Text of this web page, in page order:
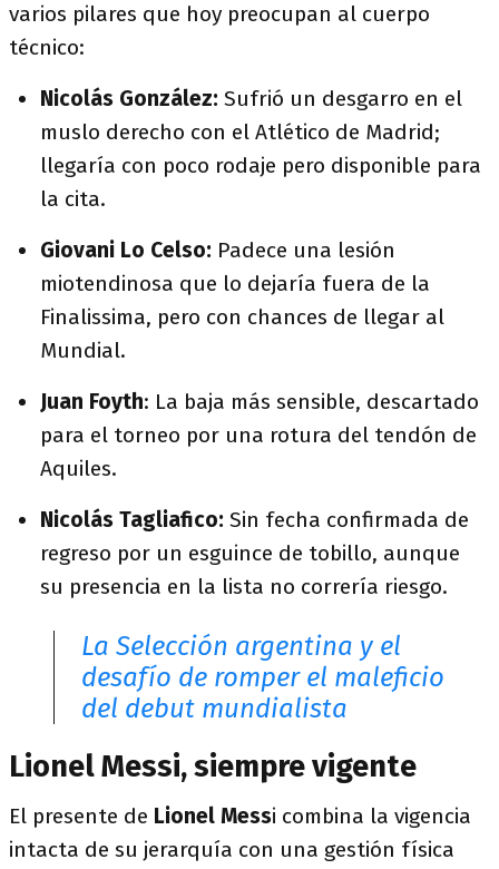
varios pilares que hoy preocupan al cuerpo
técnico:
Nicolás González: Sufrió un desgarro en el
muslo derecho con el Atlético de Madrid;
llegaría con poco rodaje pero disponible para
la cita.
Giovani Lo Celso: Padece una lesión
miotendinosa que lo dejaría fuera de la
Finalissima, pero con chances de llegar al
Mundial.
Juan Foyth: La baja más sensible, descartado
para el torneo por una rotura del tendón de
Aquiles.
Nicolás Tagliafico: Sin fecha confirmada de
regreso por un esguince de tobillo, aunque
su presencia en la lista no correría riesgo.
La Selección argentina y el
desafío de romper el maleficio
del debut mundialista
Lionel Messi, siempre vigente
El presente de Lionel Messi combina la vigencia
intacta de su jerarquía con una gestión física